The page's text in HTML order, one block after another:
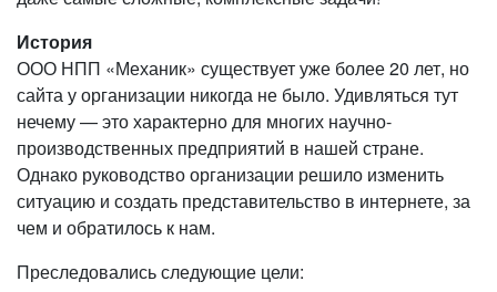
История
ООО НПП «Механик» существует уже более 20 лет, но
сайта у организации никогда не было. Удивляться тут
нечему — это характерно для многих научно-
производственных предприятий в нашей стране.
Однако руководство организации решило изменить
ситуацию и создать представительство в интернете, за
чем и обратилось к нам.
Преследовались следующие цели: